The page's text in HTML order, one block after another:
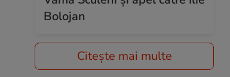
Bolojan
Citește mai multe